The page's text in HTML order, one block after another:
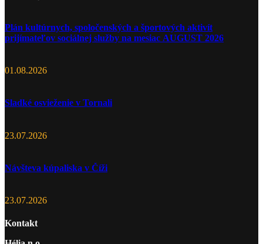
Plán kultúrnych, spoločenských a športových aktivít
prijímateľov sociálnej služby na mesiac AUGUST 2026
01.08.2026
Sladké osvieženie v Tornali
23.07.2026
Návšteva kúpaliska v Číži
23.07.2026
Kontakt